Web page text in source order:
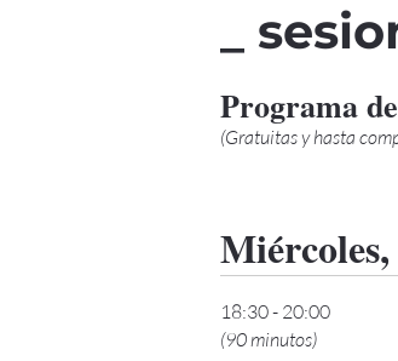
_
Programa
(Gratuitas y hasta
18:30 - 20:00
(90 minutos)